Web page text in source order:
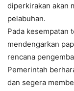
diperkirakan akan
pelabuhan.
Pada kesempatan
mendengarkan
rencana
Pemerintah
dan segera